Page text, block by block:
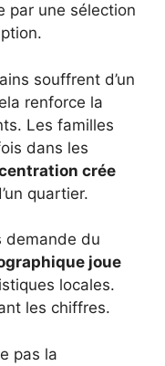
par une sélection
souffrent d’un
renforce la
Les familles
dans les
crée
quartier.
demande du
joue
locales.
les chiffres.
pas la